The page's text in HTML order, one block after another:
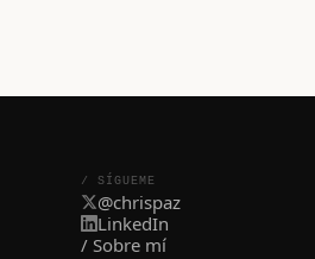
/ SÍGUEME
@chrispaz
LinkedIn
/ Sobre mí